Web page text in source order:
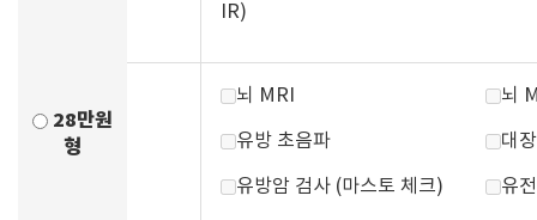
28만원
형
IR)
뇌 MRI 뇌
유방 초음파 대
유방암 검사 (마스토 체크) 유